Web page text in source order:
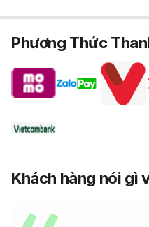
Phương Thức
Khách hàng nói gì